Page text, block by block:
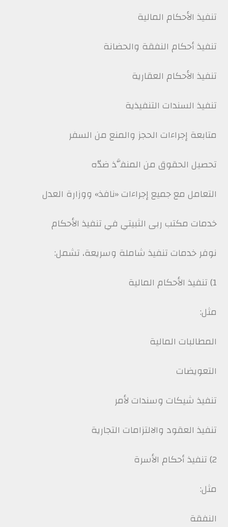
تنفيذ الأحكام المالية
تنفيذ أحكام النفقة والحضانة
تنفيذ الأحكام العقارية
تنفيذ السندات التنفيذية
متابعة إجراءات الحجز والمنع من السفر
تحصيل الحقوق من المنفَّذ ضدّه
التعامل مع جميع إجراءات «نافذ» ووزارة العدل
خدمات مكتب ربى الثبيتي في تنفيذ الأحكام
نوفر خدمات تنفيذ شاملة وسريعة، تشمل:
1) تنفيذ الأحكام المالية
مثل:
المطالبات المالية
التعويضات
تنفيذ شيكات وسندات لأمر
تنفيذ العقود والالتزامات التجارية
2) تنفيذ أحكام الأسرة
مثل:
النفقة